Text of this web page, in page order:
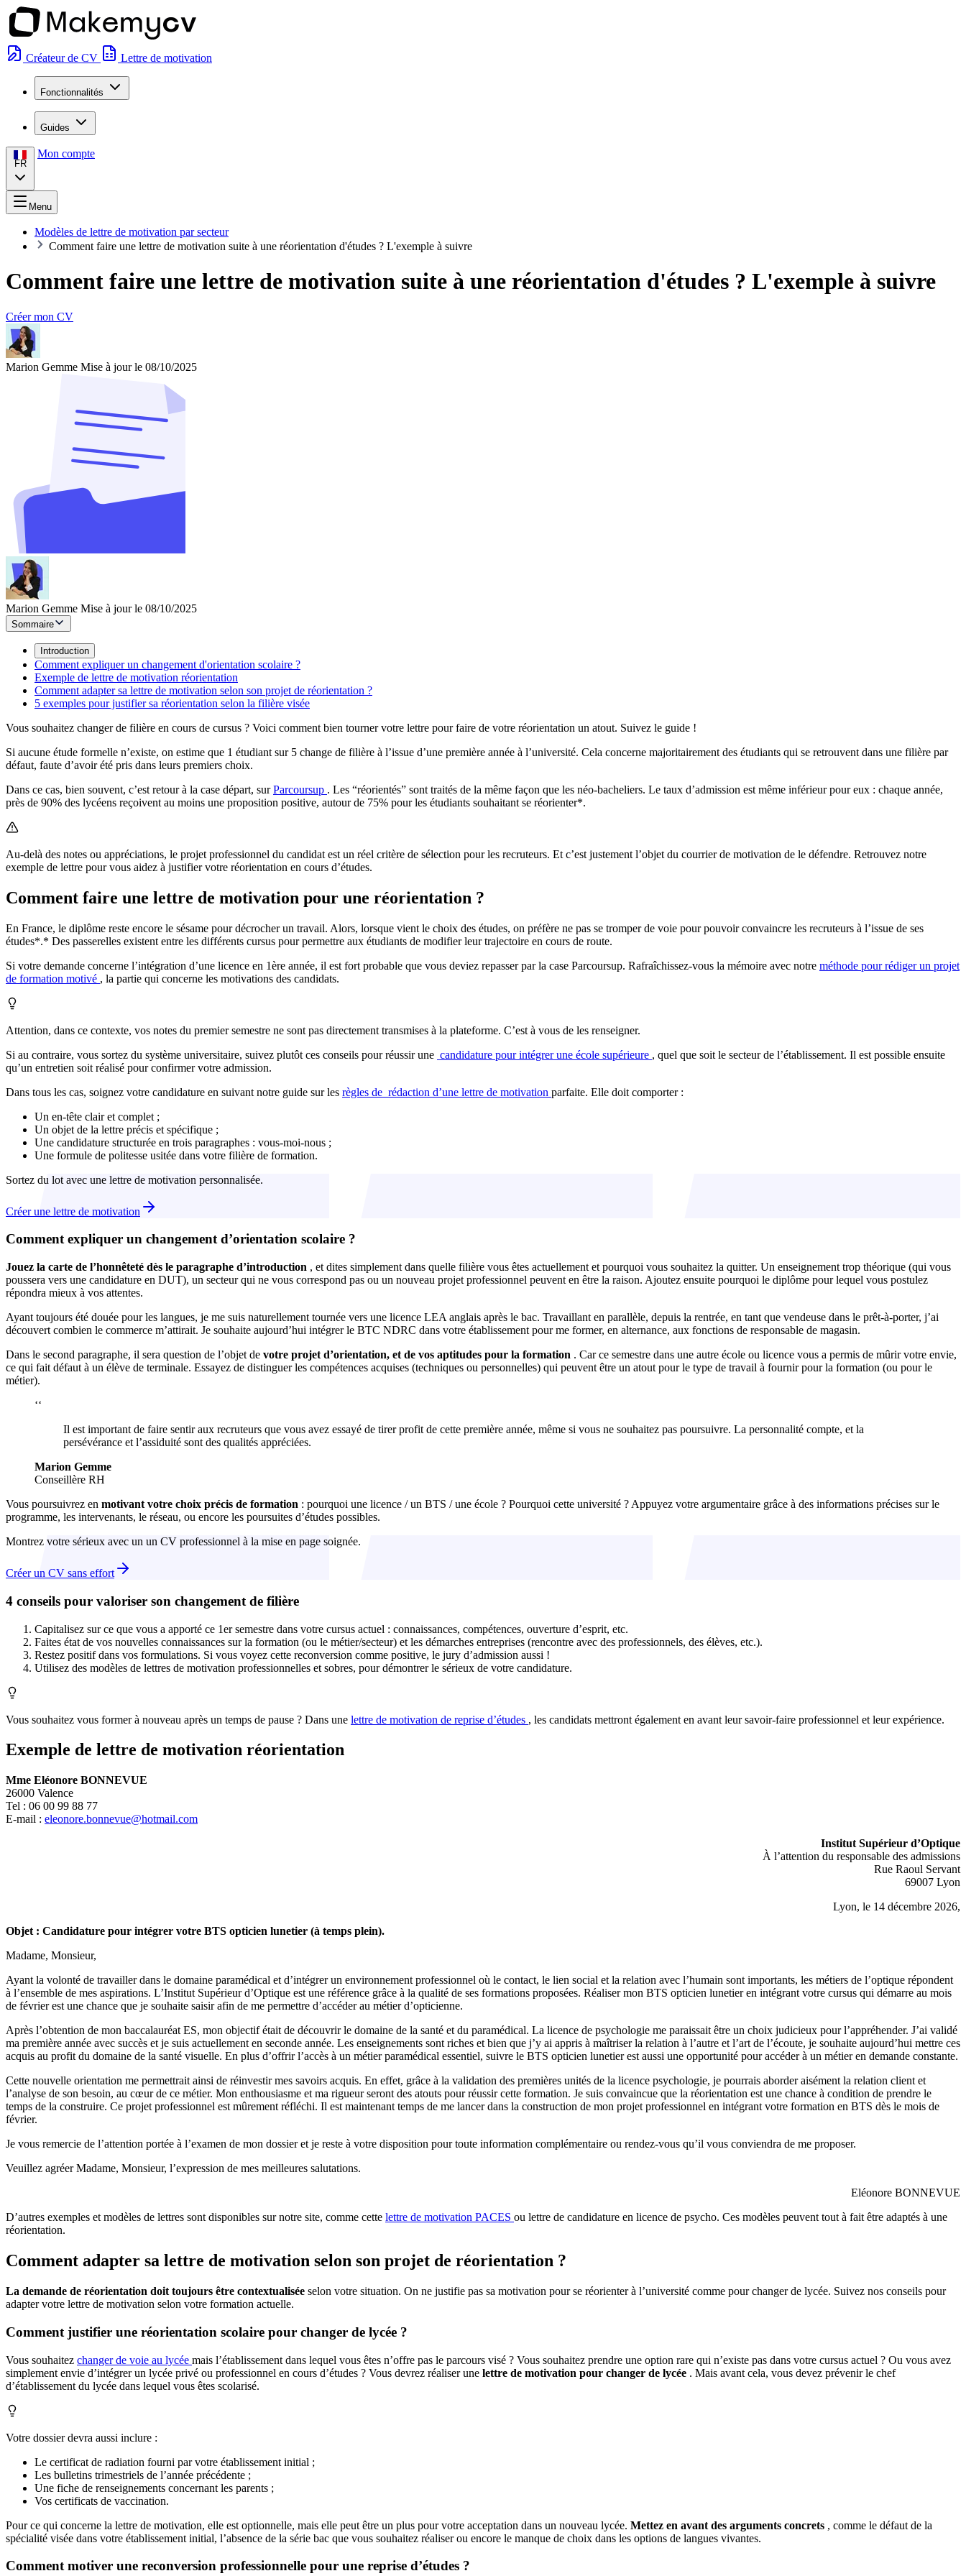
Créateur de CV Lettre de motivation
Fonctionnalités
Guides
FR
Mon compte
Menu
Modèles de lettre de motivation par secteur
Comment faire une lettre de motivation suite à une réorientation d'études ? L'exemple à suivre
Comment faire une lettre de motivation suite à une réorientation d'études ? L'exemple à suivre
Créer mon CV
Marion Gemme Mise à jour le 08/10/2025
Marion Gemme Mise à jour le 08/10/2025
Sommaire
Introduction
Comment expliquer un changement d'orientation scolaire ?
Exemple de lettre de motivation réorientation
Comment adapter sa lettre de motivation selon son projet de réorientation ?
5 exemples pour justifier sa réorientation selon la filière visée
Vous souhaitez changer de filière en cours de cursus ? Voici comment bien tourner votre lettre pour faire de votre réorientation un atout. Suivez le guide !
Si aucune étude formelle n’existe, on estime que 1 étudiant sur 5 change de filière à l’issue d’une première année à l’université. Cela concerne majoritairement des étudiants qui se retrouvent dans une filière par
défaut, faute d’avoir été pris dans leurs premiers choix.
Dans ce cas, bien souvent, c’est retour à la case départ, surParcoursup . Les “réorientés” sont traités de la même façon que les néo-bacheliers. Le taux d’admission est même inférieur pour eux : chaque année,
près de 90% des lycéens reçoivent au moins une proposition positive, autour de 75% pour les étudiants souhaitant se réorienter*.
Au-delà des notes ou appréciations, le projet professionnel du candidat est un réel critère de sélection pour les recruteurs. Et c’est justement l’objet du courrier de motivation de le défendre. Retrouvez notre
exemple de lettre pour vous aidez à justifier votre réorientation en cours d’études.
Comment faire une lettre de motivation pour une réorientation ?
En France, le diplôme reste encore le sésame pour décrocher un travail. Alors, lorsque vient le choix des études, on préfère ne pas se tromper de voie pour pouvoir convaincre les recruteurs à l’issue de ses
études*.* Des passerelles existent entre les différents cursus pour permettre aux étudiants de modifier leur trajectoire en cours de route.
Si votre demande concerne l’intégration d’une licence en 1ère année, il est fort probable que vous deviez repasser par la case Parcoursup. Rafraîchissez-vous la mémoire avec notre méthode pour rédiger un projet
de formation motivé , la partie qui concerne les motivations des candidats.
Attention, dans ce contexte, vos notes du premier semestre ne sont pas directement transmises à la plateforme. C’est à vous de les renseigner.
Si au contraire, vous sortez du système universitaire, suivez plutôt ces conseils pour réussir une candidature pour intégrer une école supérieure , quel que soit le secteur de l’établissement. Il est possible ensuite
qu’un entretien soit réalisé pour confirmer votre admission.
Dans tous les cas, soignez votre candidature en suivant notre guide sur les règles de rédaction d’une lettre de motivation parfaite. Elle doit comporter :
Un en-tête clair et complet ;
Un objet de la lettre précis et spécifique ;
Une candidature structurée en trois paragraphes : vous-moi-nous ;
Une formule de politesse usitée dans votre filière de formation.
Sortez du lot avec une lettre de motivation personnalisée.
Créer une lettre de motivation
Comment expliquer un changement d’orientation scolaire ?
Jouez la carte de l’honnêteté dès le paragraphe d’introduction , et dites simplement dans quelle filière vous êtes actuellement et pourquoi vous souhaitez la quitter. Un enseignement trop théorique (qui vous
poussera vers une candidature en DUT), un secteur qui ne vous correspond pas ou un nouveau projet professionnel peuvent en être la raison. Ajoutez ensuite pourquoi le diplôme pour lequel vous postulez
répondra mieux à vos attentes.
Ayant toujours été douée pour les langues, je me suis naturellement tournée vers une licence LEA anglais après le bac. Travaillant en parallèle, depuis la rentrée, en tant que vendeuse dans le prêt-à-porter, j’ai
découvert combien le commerce m’attirait. Je souhaite aujourd’hui intégrer le BTC NDRC dans votre établissement pour me former, en alternance, aux fonctions de responsable de magasin.
Dans le second paragraphe, il sera question de l’objet de votre projet d’orientation, et de vos aptitudes pour la formation . Car ce semestre dans une autre école ou licence vous a permis de mûrir votre envie,
ce qui fait défaut à un élève de terminale. Essayez de distinguer les compétences acquises (techniques ou personnelles) qui peuvent être un atout pour le type de travail à fournir pour la formation (ou pour le
métier).
‘‘
Il est important de faire sentir aux recruteurs que vous avez essayé de tirer profit de cette première année, même si vous ne souhaitez pas poursuivre. La personnalité compte, et la
persévérance et l’assiduité sont des qualités appréciées.
Marion Gemme
Conseillère RH
Vous poursuivrez en motivant votre choix précis de formation : pourquoi une licence / un BTS / une école ? Pourquoi cette université ? Appuyez votre argumentaire grâce à des informations précises sur le
programme, les intervenants, le réseau, ou encore les poursuites d’études possibles.
Montrez votre sérieux avec un un CV professionnel à la mise en page soignée.
Créer un CV sans effort
4 conseils pour valoriser son changement de filière
Capitalisez sur ce que vous a apporté ce 1er semestre dans votre cursus actuel : connaissances, compétences, ouverture d’esprit, etc.
Faites état de vos nouvelles connaissances sur la formation (ou le métier/secteur) et les démarches entreprises (rencontre avec des professionnels, des élèves, etc.).
Restez positif dans vos formulations. Si vous voyez cette reconversion comme positive, le jury d’admission aussi !
Utilisez des modèles de lettres de motivation professionnelles et sobres, pour démontrer le sérieux de votre candidature.
Vous souhaitez vous former à nouveau après un temps de pause ? Dans une lettre de motivation de reprise d’études , les candidats mettront également en avant leur savoir-faire professionnel et leur expérience.
Exemple de lettre de motivation réorientation
Mme Eléonore BONNEVUE
26000 Valence
Tel : 06 00 99 88 77
E-mail : eleonore.bonnevue@hotmail.com
Institut Supérieur d’Optique
À l’attention du responsable des admissions
Rue Raoul Servant
69007 Lyon
Lyon, le 14 décembre 2026,
Objet : Candidature pour intégrer votre BTS opticien lunetier (à temps plein).
Madame, Monsieur,
Ayant la volonté de travailler dans le domaine paramédical et d’intégrer un environnement professionnel où le contact, le lien social et la relation avec l’humain sont importants, les métiers de l’optique répondent
à l’ensemble de mes aspirations. L’Institut Supérieur d’Optique est une référence grâce à la qualité de ses formations proposées. Réaliser mon BTS opticien lunetier en intégrant votre cursus qui démarre au mois
de février est une chance que je souhaite saisir afin de me permettre d’accéder au métier d’opticienne.
Après l’obtention de mon baccalauréat ES, mon objectif était de découvrir le domaine de la santé et du paramédical. La licence de psychologie me paraissait être un choix judicieux pour l’appréhender. J’ai validé
ma première année avec succès et je suis actuellement en seconde année. Les enseignements sont riches et bien que j’y ai appris à maîtriser la relation à l’autre et l’art de l’écoute, je souhaite aujourd’hui mettre ces
acquis au profit du domaine de la santé visuelle. En plus d’offrir l’accès à un métier paramédical essentiel, suivre le BTS opticien lunetier est aussi une opportunité pour accéder à un métier en demande constante.
Cette nouvelle orientation me permettrait ainsi de réinvestir mes savoirs acquis. En effet, grâce à la validation des premières unités de la licence psychologie, je pourrais aborder aisément la relation client et
l’analyse de son besoin, au cœur de ce métier. Mon enthousiasme et ma rigueur seront des atouts pour réussir cette formation. Je suis convaincue que la réorientation est une chance à condition de prendre le
temps de la construire. Ce projet professionnel est mûrement réfléchi. Il est maintenant temps de me lancer dans la construction de mon projet professionnel en intégrant votre formation en BTS dès le mois de
février.
Je vous remercie de l’attention portée à l’examen de mon dossier et je reste à votre disposition pour toute information complémentaire ou rendez-vous qu’il vous conviendra de me proposer.
Veuillez agréer Madame, Monsieur, l’expression de mes meilleures salutations.
Eléonore BONNEVUE
D’autres exemples et modèles de lettres sont disponibles sur notre site, comme cette lettre de motivation PACES ou lettre de candidature en licence de psycho. Ces modèles peuvent tout à fait être adaptés à une
réorientation.
Comment adapter sa lettre de motivation selon son projet de réorientation ?
La demande de réorientation doit toujours être contextualisée selon votre situation. On ne justifie pas sa motivation pour se réorienter à l’université comme pour changer de lycée. Suivez nos conseils pour
adapter votre lettre de motivation selon votre formation actuelle.
Comment justifier une réorientation scolaire pour changer de lycée ?
Vous souhaitez changer de voie au lycée mais l’établissement dans lequel vous êtes n’offre pas le parcours visé ? Vous souhaitez prendre une option rare qui n’existe pas dans votre cursus actuel ? Ou vous avez
simplement envie d’intégrer un lycée privé ou professionnel en cours d’études ? Vous devrez réaliser une lettre de motivation pour changer de lycée . Mais avant cela, vous devez prévenir le chef
d’établissement du lycée dans lequel vous êtes scolarisé.
Votre dossier devra aussi inclure :
Le certificat de radiation fourni par votre établissement initial ;
Les bulletins trimestriels de l’année précédente ;
Une fiche de renseignements concernant les parents ;
Vos certificats de vaccination.
Pour ce qui concerne la lettre de motivation, elle est optionnelle, mais elle peut être un plus pour votre acceptation dans un nouveau lycée. Mettez en avant des arguments concrets , comme le défaut de la
spécialité visée dans votre établissement initial, l’absence de la série bac que vous souhaitez réaliser ou encore le manque de choix dans les options de langues vivantes.
Comment motiver une reconversion professionnelle pour une reprise d’études ?